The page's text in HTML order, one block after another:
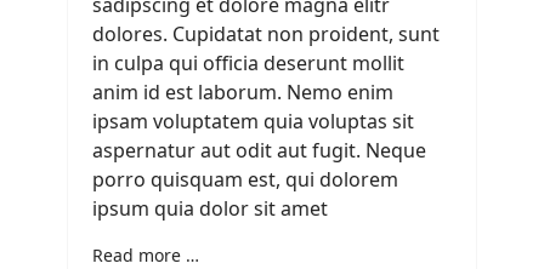
dolores. Cupidatat non proident, sunt
in culpa qui officia deserunt mollit
anim id est laborum. Nemo enim
ipsam voluptatem quia voluptas sit
aspernatur aut odit aut fugit. Neque
porro quisquam est, qui dolorem
ipsum quia dolor sit amet
Read more …